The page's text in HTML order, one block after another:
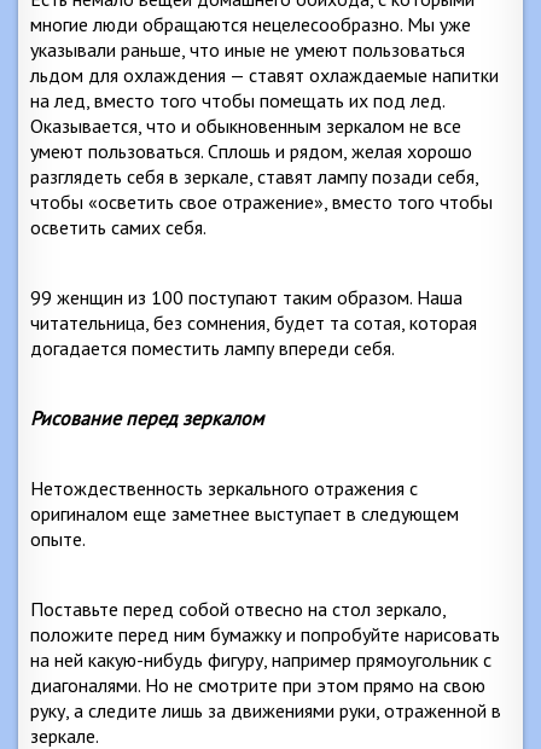
многие люди обращаются нецелесообразно. Мы уже
указывали раньше, что иные не умеют пользоваться
льдом для охлаждения — ставят охлаждаемые напитки
на лед, вместо того чтобы помещать их под лед.
Оказывается, что и обыкновенным зеркалом не все
умеют пользоваться. Сплошь и рядом, желая хорошо
разглядеть себя в зеркале, ставят лампу позади себя,
чтобы «осветить свое отражение», вместо того чтобы
осветить самих себя.
99 женщин из 100 поступают таким образом. Наша
читательница, без сомнения, будет та сотая, которая
догадается поместить лампу впереди себя.
Рисование перед зеркалом
Нетождественность зеркального отражения с
оригиналом еще заметнее выступает в следующем
опыте.
Поставьте перед собой отвесно на стол зеркало,
положите перед ним бумажку и попробуйте нарисовать
на ней какую-нибудь фигуру, например прямоугольник с
диагоналями. Но не смотрите при этом прямо на свою
руку, а следите лишь за движениями руки, отраженной в
зеркале.